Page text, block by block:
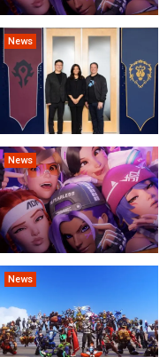
News
News
News